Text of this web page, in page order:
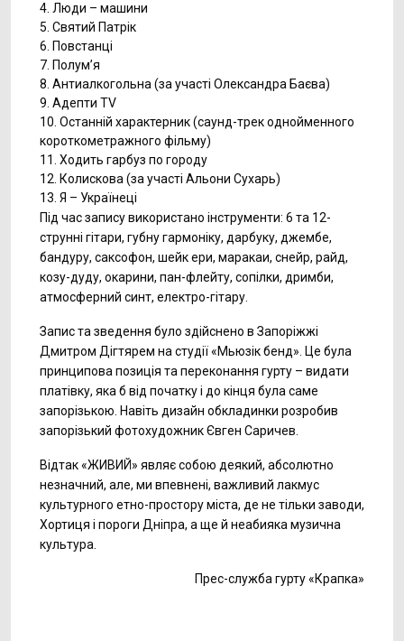
4. Люди – машини
5. Святий Патрік
6. Повстанці
7. Полум’я
8. Антиалкогольна (за участі Олександра Баєва)
9. Адепти TV
10. Останній характерник (саунд-трек однойменного
короткометражного фільму)
11. Ходить гарбуз по городу
12. Колискова (за участі Альони Сухарь)
13. Я – Українеці
Під час запису використано інструменти: 6 та 12-
струнні гітари, губну гармоніку, дарбуку, джембе,
бандуру, саксофон, шейк ери, маракаи, снейр, райд,
козу-дуду, окарини, пан-флейту, сопілки, дримби,
атмосферний синт, електро-гітару.
Запис та зведення було здійснено в Запоріжжі
Дмитром Дігтярем на студії «Мьюзік бенд». Це була
принципова позиція та переконання гурту – видати
платівку, яка б від початку і до кінця була саме
запорізькою. Навіть дизайн обкладинки розробив
запорізький фотохудожник Євген Саричев.
Відтак «ЖИВИЙ» являє собою деякий, абсолютно
незначний, але, ми впевнені, важливий лакмус
культурного етно-простору міста, де не тільки заводи,
Хортиця і пороги Дніпра, а ще й неабияка музична
культура.
Прес-служба гурту «Крапка»